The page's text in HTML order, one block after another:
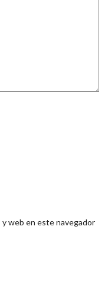
web en este navegador